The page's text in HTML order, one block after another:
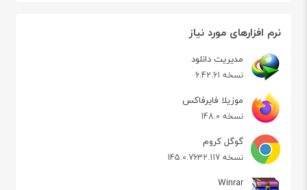
نرم افزارهای مورد نیاز
مدیریت دانلود
نسخه 6.42.61
موزیلا فایرفاکس
نسخه 148.0
گوگل کروم
نسخه 145.0.7632.117
Winrar